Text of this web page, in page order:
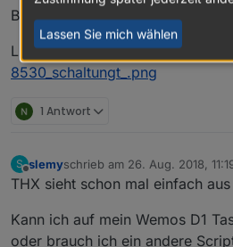
Bei Fragen meld' dich einfach!
LG
8530_schaltungt_.png
1 Antwort
S
Offline
slemyschrieb am 26. Aug. 2018,
zuletzt editiert von
THX sieht schon mal einfach aus
Kann ich auf mein Wemos D1
oder brauch ich ein andere
Lassen Sie mich wählen